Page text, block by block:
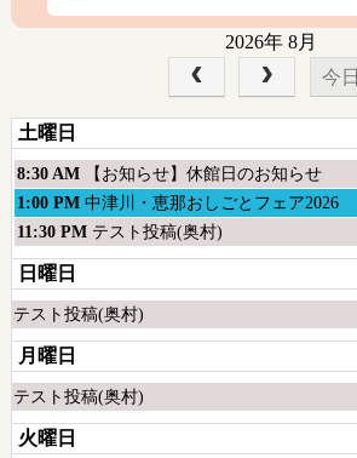
2026年 8月
今日
土曜日
土
曜
日,
8
月
1st
2026
8:30 AM
【お知らせ】休館日のお知らせ
土
曜
日,
8
月
1st
2026
1:00 PM 中津川・恵那おしごとフェア2026
土
曜
日,
8
月
1st
2026
11:30 PM テスト投稿(奥村)
日曜日
土
曜
日,
8
月
1st
テスト投稿(奥村)
月曜日
土
曜
日,
テスト投稿(奥村)
火曜日